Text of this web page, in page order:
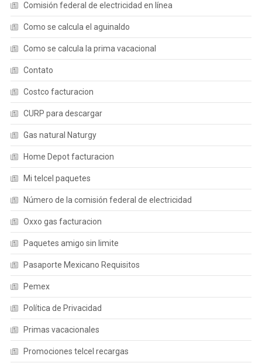
Comisión federal de electricidad en línea
Como se calcula el aguinaldo
Como se calcula la prima vacacional
Contato
Costco facturacion
CURP para descargar
Gas natural Naturgy
Home Depot facturacion
Mi telcel paquetes
Número de la comisión federal de electricidad
Oxxo gas facturacion
Paquetes amigo sin limite
Pasaporte Mexicano Requisitos
Pemex
Política de Privacidad
Primas vacacionales
Promociones telcel recargas